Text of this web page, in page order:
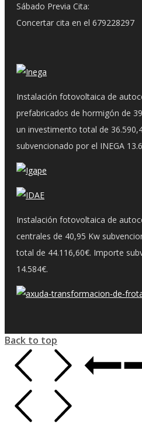
Sábado Previa Cita:
Concertar cita en el 679228297
Instalación fotovoltaica de
prefabricados de hormigón de
un investimento total de
subvencionado por el INEGA
Instalación fotovoltaica de
centrales de 40,95 Kw
total de 44.116,60€. Importe
14.584€.
Back to top